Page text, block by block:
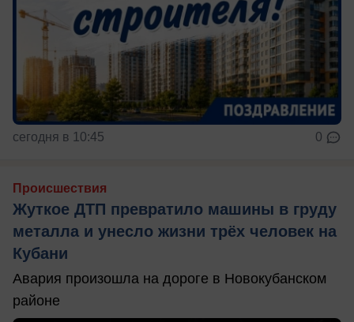
сегодня в 10:45 0
Происшествия
Жуткое ДТП превратило машины в груду
металла и унесло жизни трёх человек на
Кубани
Авария произошла на дороге в Новокубанском
районе